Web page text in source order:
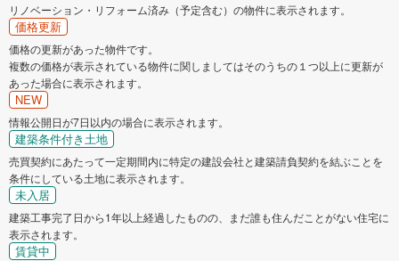
リノベーション・リフォーム済み（予定含む）の物件に表示されます。
価格更新
価格の更新があった物件です。
複数の価格が表示されている物件に関しましてはそのうちの１つ以上に更新が
あった場合に表示されます。
NEW
情報公開日が7日以内の場合に表示されます。
建築条件付き土地
売買契約にあたって一定期間内に特定の建設会社と建築請負契約を結ぶことを
条件にしている土地に表示されます。
未入居
建築工事完了日から1年以上経過したものの、まだ誰も住んだことがない住宅に
表示されます。
賃貸中